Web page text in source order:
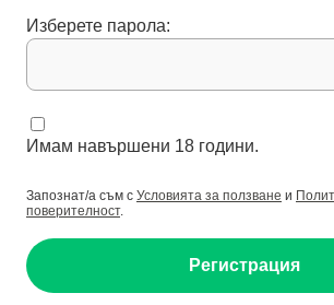
Изберете парола:
Имам навършени 18 години.
Запознат/а съм с Условията за ползване и
поверителност.
Регистрация